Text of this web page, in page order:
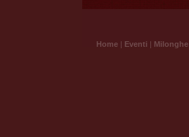
Home | Eventi | Milonghe